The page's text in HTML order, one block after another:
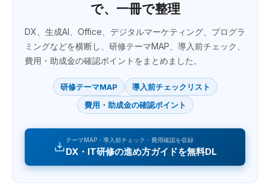
で、一冊で整理
DX、生成AI、Office、デジタルマーケティング、プログラ
ミングなどを横断し、研修テーマMAP、導入前チェック、
費用・助成金の確認ポイントをまとめました。
研修テーマMAP
導入前チェックリスト
費用・助成金の確認ポイント
テーマMAP・導入前チェック・費用確認を収録
DX・IT研修の進め方ガイドを無料DL